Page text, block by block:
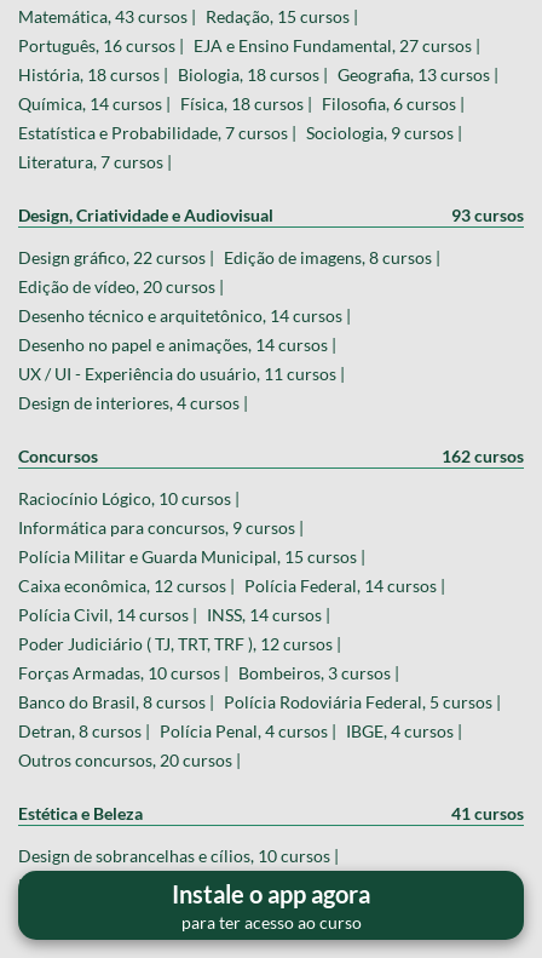
Instale o app agora
para ter acesso ao curso
Matemática, 43 cursos | Redação, 15 cursos |
Português, 16 cursos | EJA e Ensino Fundamental, 27 cursos |
História, 18 cursos | Biologia, 18 cursos | Geografia, 13 cursos |
Química, 14 cursos | Física, 18 cursos | Filosofia, 6 cursos |
Estatística e Probabilidade, 7 cursos | Sociologia, 9 cursos |
Literatura, 7 cursos |
Design, Criatividade e Audiovisual 93 cursos
Design gráfico, 22 cursos | Edição de imagens, 8 cursos |
Edição de vídeo, 20 cursos |
Desenho técnico e arquitetônico, 14 cursos |
Desenho no papel e animações, 14 cursos |
UX / UI - Experiência do usuário, 11 cursos |
Design de interiores, 4 cursos |
Concursos 162 cursos
Raciocínio Lógico, 10 cursos |
Informática para concursos, 9 cursos |
Polícia Militar e Guarda Municipal, 15 cursos |
Caixa econômica, 12 cursos | Polícia Federal, 14 cursos |
Polícia Civil, 14 cursos | INSS, 14 cursos |
Poder Judiciário ( TJ, TRT, TRF ), 12 cursos |
Forças Armadas, 10 cursos | Bombeiros, 3 cursos |
Banco do Brasil, 8 cursos | Polícia Rodoviária Federal, 5 cursos |
Detran, 8 cursos | Polícia Penal, 4 cursos | IBGE, 4 cursos |
Outros concursos, 20 cursos |
Estética e Beleza 41 cursos
Design de sobrancelhas e cílios, 10 cursos |
Manicure e Pedicure, 11 cursos |
Barbearia Masculina, 10 cursos |
Cuidados com a pele, 5 cursos |